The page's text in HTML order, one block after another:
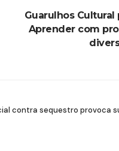
Guarulhos
Aprender com
contra sequestro provoca